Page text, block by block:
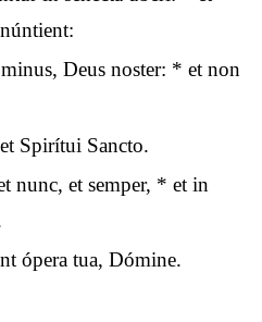
Deus noster: * et non
Spirítui Sancto.
nunc, et semper, * et in
ópera tua, Dómine.